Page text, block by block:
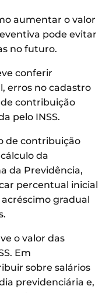
aumentar o valor
pode evitar
no futuro.
conferir
erros no cadastro
contribuição
pelo INSS.
de contribuição
da
da Previdência,
percentual inicial
gradual
o valor das
Em
sobre salários
previdenciária e,